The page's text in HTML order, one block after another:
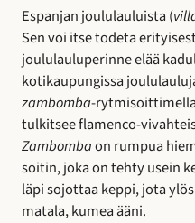
Espanjan joululauluista (
Sen voi itse todeta
joululauluperinne elää
kotikaupungissa
zambomba-
tulkitsee flamenco-
Zambombaon rumpua
soitin, joka on tehty usein
läpi sojottaa keppi, jota
matala, kumea ääni.